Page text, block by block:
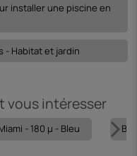
installer une piscine en
- Habitat et jardin
vous intéresser
- 180 µ - Bleu